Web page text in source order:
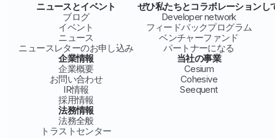
ニュースとイベント
ブログ
イベント
ニュース
ニュースレターのお申し込み
ぜひ私たちとコラボレーションし
Developer network
フィードバックプログラム
ベンチャーファンド
パートナーになる
企業情報
企業概要
お問い合わせ
IR情報
採用情報
当社の事業
Cesium
Cohesive
Seequent
法務情報
法務全般
トラストセンター